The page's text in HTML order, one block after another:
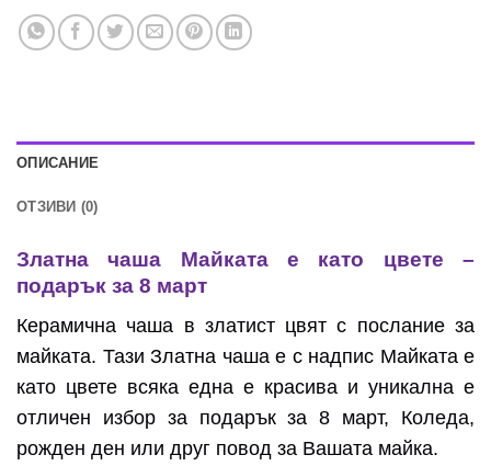
ОПИСАНИЕ
ОТЗИВИ (0)
Златна чаша Майката е като цвете –
подарък за 8 март
Керамична чаша в златист цвят с послание за
майката. Тази Златна чаша е с надпис Майката е
като цвете всяка една е красива и уникална е
отличен избор за подарък за 8 март, Коледа,
рожден ден или друг повод за Вашата майка.